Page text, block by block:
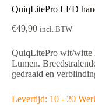
QuiqLitePro LED
€49,90 incl. BTW
QuiqLitePro wit/witte
Lumen.
gedraaid en
Levertijd: 10 - 20